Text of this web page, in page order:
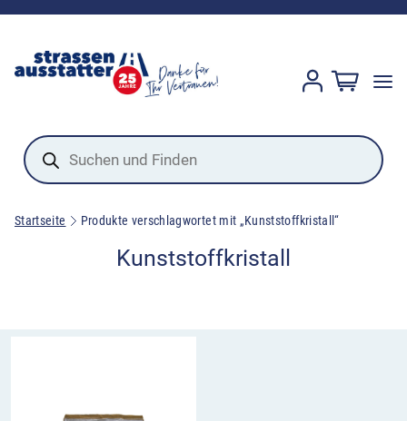
Products
search
Startseite Produkte verschlagwortet mit „Kunststoffkristall“
Kunststoffkristall